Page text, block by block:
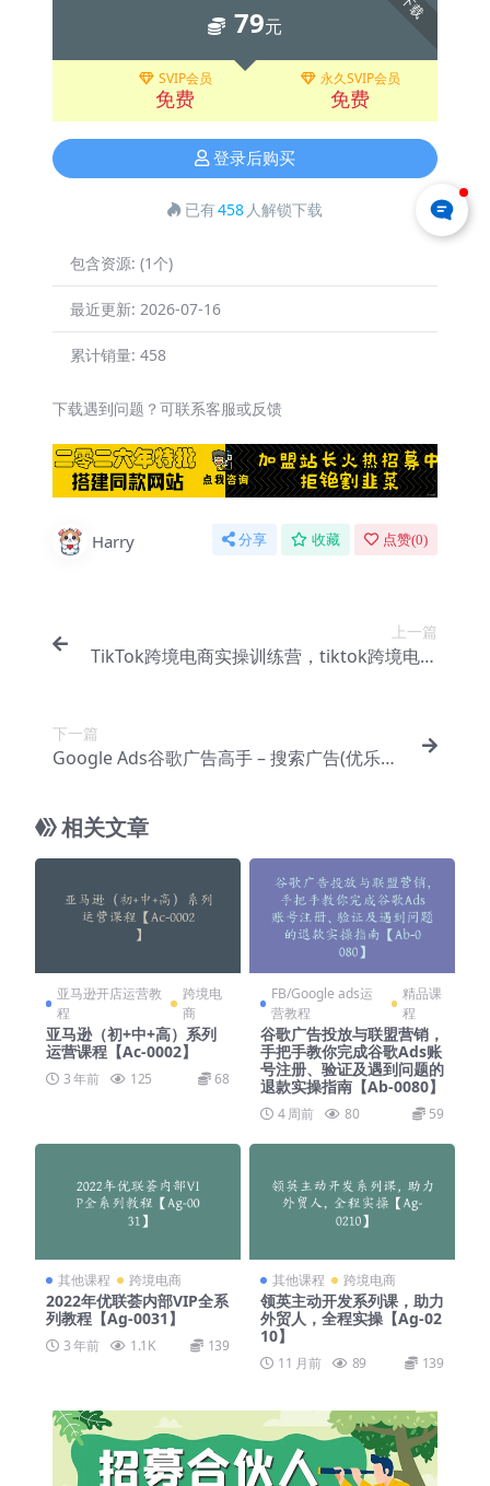
下载
79元
SVIP会员
免费
永久SVIP会员
免费
登录后购买
已有458 人解锁下载
包含资源: (1个)
最近更新: 2026-07-16
累计销量: 458
下载遇到问题？可联系客服或反馈
Harry 分享 收藏 点赞(0)
上一篇
TikTok跨境电商实操训练营，tiktok跨境电商
下一篇
Google Ads谷歌广告高手 – 搜索广告(优乐出
相关文章
亚马逊开店运营教
程
跨境电
商
亚马逊（初+中+高）系列
运营课程【Ac-0002】
3 年前 125 68
FB/Google ads运
营教程
精品课
程
谷歌广告投放与联盟营销，
手把手教你完成谷歌Ads账
号注册、验证及遇到问题的
退款实操指南【Ab-0080】
4 周前 80 59
其他课程 跨境电商
2022年优联荟内部VIP全系
列教程【Ag-0031】
3 年前 1.1K 139
其他课程 跨境电商
领英主动开发系列课，助力
外贸人，全程实操【Ag-02
10】
11 月前 89 139